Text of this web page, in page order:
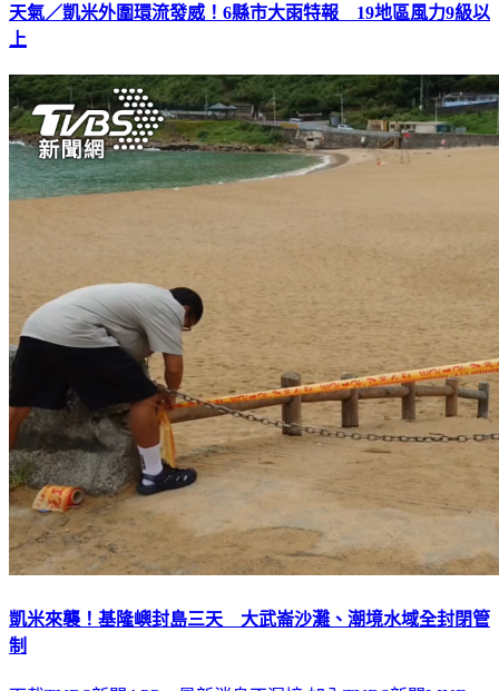
天氣／凱米外圍環流發威！6縣市大雨特報 19地區風力9級以
上
凱米來襲！基隆嶼封島三天 大武崙沙灘、潮境水域全封閉管
制